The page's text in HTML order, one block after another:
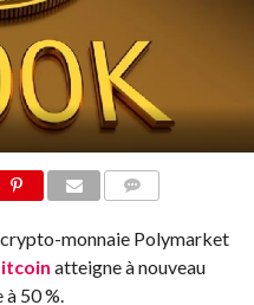
monnaie Polymarket
atteigne à nouveau
à 50 %.